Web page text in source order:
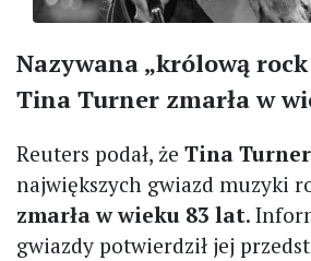
Nazywana „królową rock
Tina Turner zmarła w
Reuters podał, że Tina Turner
największych gwiazd muzyki
zmarła w wieku 83 lat.
gwiazdy potwierdził jej